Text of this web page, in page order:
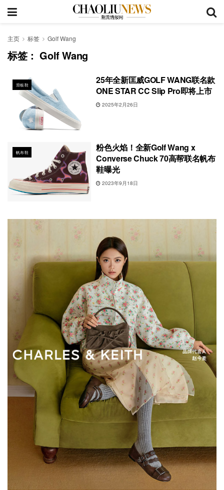
主页 标签 Golf Wang
标签：Golf Wang
滑板鞋
25年全新匡威GOLF WANG联名款
ONE STAR CC Slip Pro即将上市
2025年2月26日
帆布鞋
粉色火焰！全新Golf Wang x
Converse Chuck 70高帮联名帆布
鞋曝光
2023年9月18日